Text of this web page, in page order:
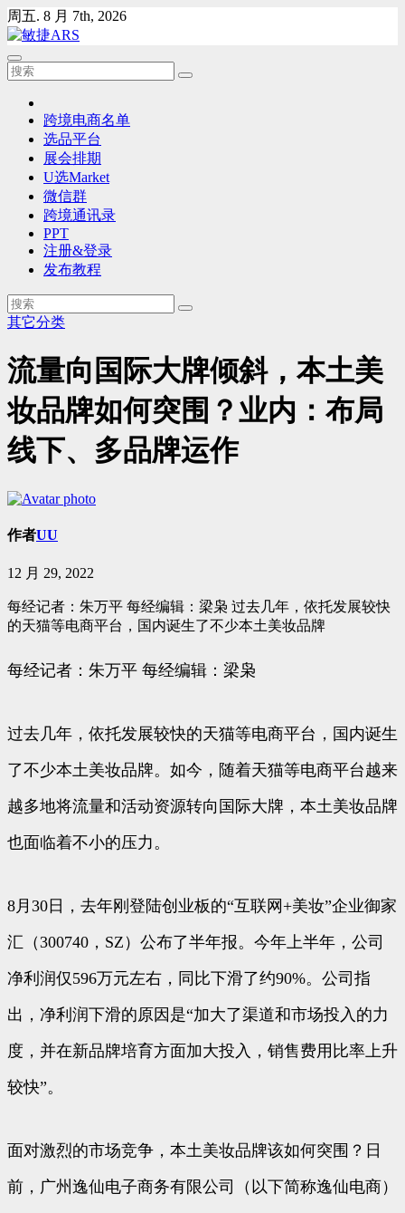
Skip
to
content
周五. 8 月 7th, 2026
跨境电商名单
选品平台
展会排期
U选Market
微信群
跨境通讯录
PPT
注册&登录
发布教程
其它分类
流量向国际大牌倾斜，本土美
妆品牌如何突围？业内：布局
线下、多品牌运作
作者UU
12 月 29, 2022
每经记者：朱万平 每经编辑：梁枭 过去几年，依托发展较快
的天猫等电商平台，国内诞生了不少本土美妆品牌
每经记者：朱万平 每经编辑：梁枭
过去几年，依托发展较快的天猫等电商平台，国内诞生
了不少本土美妆品牌。如今，随着天猫等电商平台越来
越多地将流量和活动资源转向国际大牌，本土美妆品牌
也面临着不小的压力。
8月30日，去年刚登陆创业板的“互联网+美妆”企业御家
汇（300740，SZ）公布了半年报。今年上半年，公司
净利润仅596万元左右，同比下滑了约90%。公司指
出，净利润下滑的原因是“加大了渠道和市场投入的力
度，并在新品牌培育方面加大投入，销售费用比率上升
较快”。
面对激烈的市场竞争，本土美妆品牌该如何突围？日
前，广州逸仙电子商务有限公司（以下简称逸仙电商）